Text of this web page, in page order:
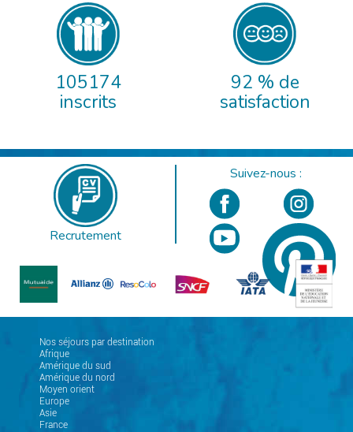
105174
inscrits
92 % de
satisfaction
Recrutement
Suivez-nous :
Nos séjours par destination
Afrique
Amérique du sud
Amérique du nord
Moyen orient
Europe
Asie
France